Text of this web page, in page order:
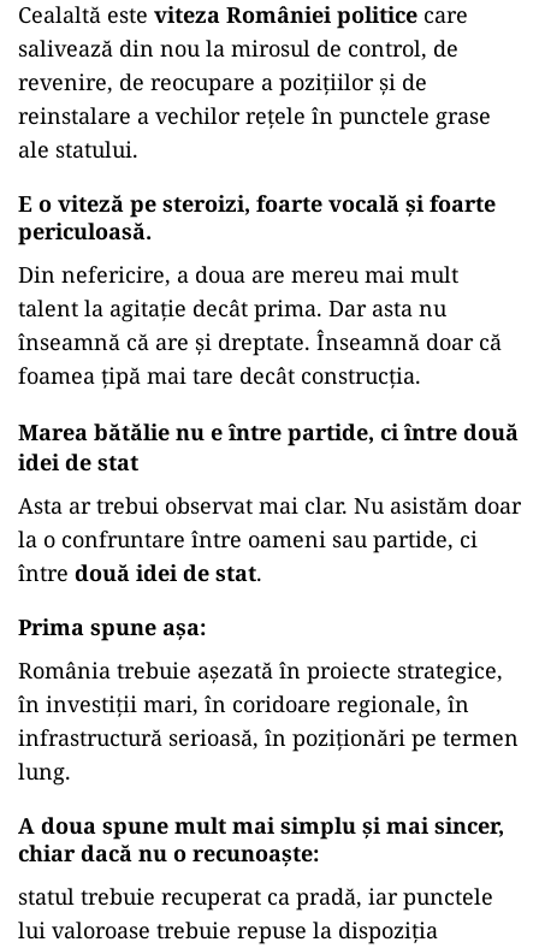
Cealaltă este viteza României politice care
salivează din nou la mirosul de control, de
revenire, de reocupare a pozițiilor și de
reinstalare a vechilor rețele în punctele grase
ale statului.
E o viteză pe steroizi, foarte vocală și foarte
periculoasă.
Din nefericire, a doua are mereu mai mult
talent la agitație decât prima. Dar asta nu
înseamnă că are și dreptate. Înseamnă doar că
foamea țipă mai tare decât construcția.
Marea bătălie nu e între partide, ci între două
idei de stat
Asta ar trebui observat mai clar. Nu asistăm doar
la o confruntare între oameni sau partide, ci
între două idei de stat.
Prima spune așa:
România trebuie așezată în proiecte strategice,
în investiții mari, în coridoare regionale, în
infrastructură serioasă, în poziționări pe termen
lung.
A doua spune mult mai simplu și mai sincer,
chiar dacă nu o recunoaște:
statul trebuie recuperat ca pradă, iar punctele
lui valoroase trebuie repuse la dispoziția